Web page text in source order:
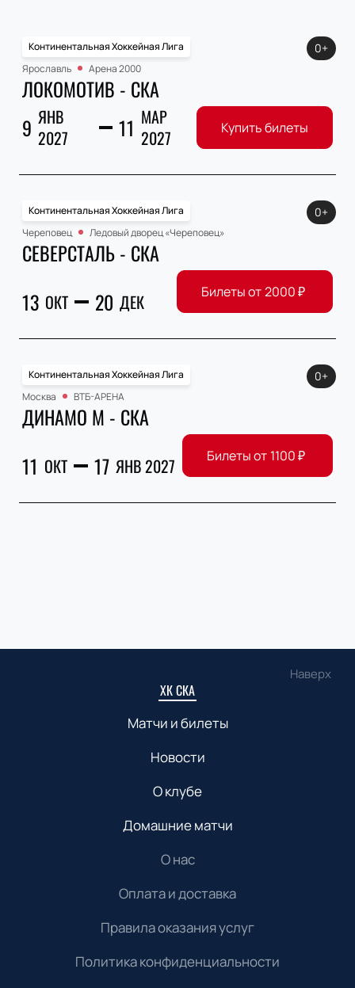
Континентальная Хоккейная Лига
Ярославль
Арена 2000
ЛОКОМОТИВ - СКА
9 ЯНВ
2027
11 МАР
2027
0+
Купить билеты
Континентальная Хоккейная Лига
Череповец
Ледовый дворец «Череповец»
СЕВЕРСТАЛЬ - СКА
13 ОКТ 20 ДЕК
0+
Билеты от2000₽
Континентальная Хоккейная Лига
Москва
ВТБ-АРЕНА
ДИНАМО М - СКА
11 ОКТ 17 ЯНВ 2027
0+
Билеты от 1100₽
Наверх
ХК СКА
Матчи и билеты
Новости
О клубе
Домашние матчи
О нас
Оплата и доставка
Правила оказания услуг
Политика конфиденциальности